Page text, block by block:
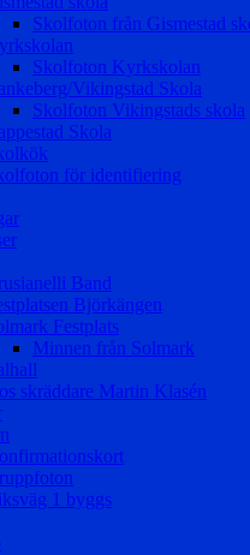
Skolfoton från Gismestad
Skolfoton Kyrkskolan
Vikingstad Skola
Skolfoton Vikingstads skola
Skola
för identifiering
Band
Björkängen
Festplats
Minnen från Solmark
skräddare Martin Klasén
1 byggs